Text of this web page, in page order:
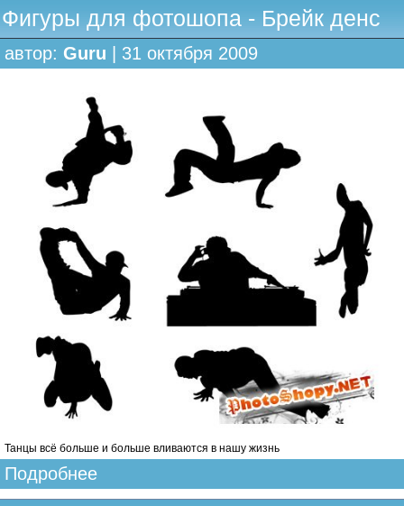
Фигуры для фотошопа - Брейк денс
автор: Guru | 31 октября 2009
Танцы всё больше и больше вливаются в нашу жизнь
Подробнее